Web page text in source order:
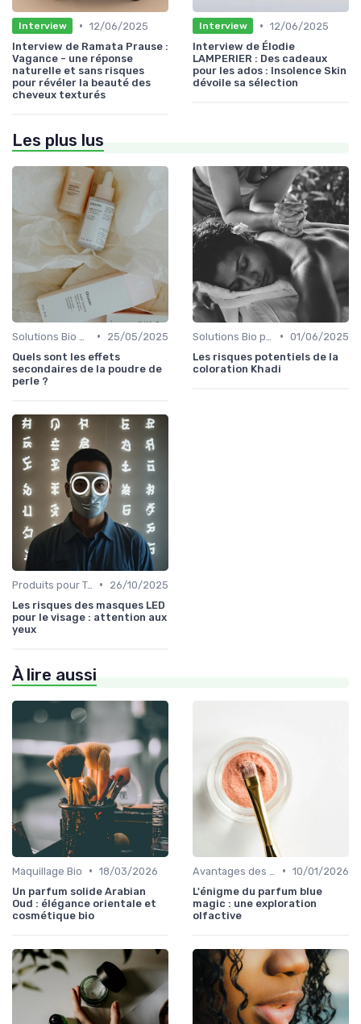
Interview • 12/06/2025
Interview de Ramata Prause :
Vagance - une réponse
naturelle et sans risques
pour révéler la beauté des
cheveux texturés
Interview • 12/06/2025
Interview de Élodie
LAMPERIER : Des cadeaux
pour les ados : Insolence Skin
dévoile sa sélection
Les plus lus
•
25/05/2025
Quels sont les effets
secondaires de la poudre de
perle ?
• 01/06/2025
Les risques potentiels de la
coloration Khadi
Produits pour Types de Peau •
26/10/2025
Les risques des masques LED
pour le visage : attention aux
yeux
À lire aussi
Maquillage Bio • 18/03/2026
Un parfum solide Arabian
Oud : élégance orientale et
cosmétique bio
• 10/01/2026
L'énigme du parfum blue
magic : une exploration
olfactive